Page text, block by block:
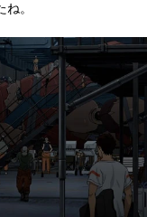
。